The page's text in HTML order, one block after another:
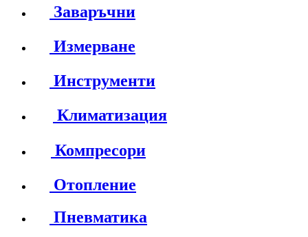
Заваръчни
Измерване
Инструменти
Климатизация
Компресори
Отопление
Пневматика